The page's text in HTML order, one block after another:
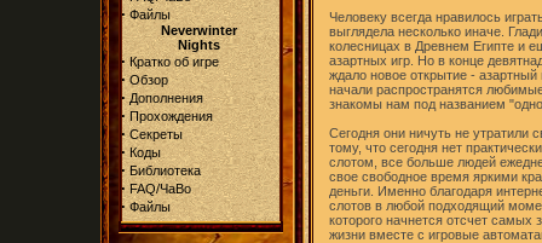
· Файлы
Neverwinter
Nights
· Кратко об игре
· Обзор
· Дополнения
· Прохождения
· Секреты
· Коды
· Библиотека
· FAQ/ЧаВо
· Файлы
Человеку всегда нравилось
выглядела несколько иначе.
колесницах в Древнем Египте и
азартных игр. Но в конце
ждало новое открытие -
начали распространятся
знакомы нам под названием
Сегодня они ничуть не утратили
тому, что сегодня нет
слотом, все больше людей
свое свободное время яркими
деньги. Именно благодаря
слотов в любой подходящий
которого начнется отсчет
жизни вместе с игровые